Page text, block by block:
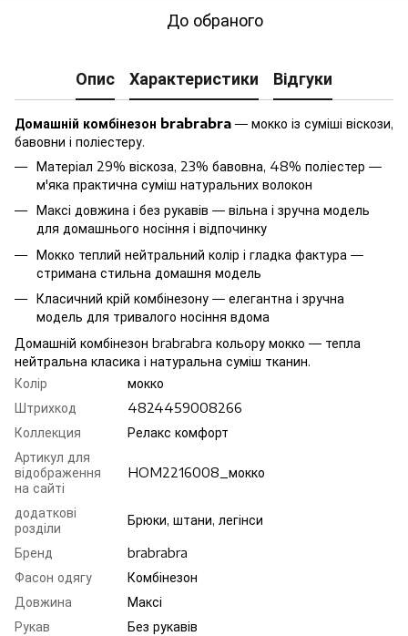
До обраного
Опис Характеристики Відгуки
Домашній комбінезон brabrabra — мокко із суміші віскози,
бавовни і поліестеру.
Матеріал 29% віскоза, 23% бавовна, 48% поліестер —
м'яка практична суміш натуральних волокон
Максі довжина і без рукавів — вільна і зручна модель
для домашнього носіння і відпочинку
Мокко теплий нейтральний колір і гладка фактура —
стримана стильна домашня модель
Класичний крій комбінезону — елегантна і зручна
модель для тривалого носіння вдома
Домашній комбінезон brabrabra кольору мокко — тепла
нейтральна класика і натуральна суміш тканин.
Колір
мокко
Штрихкод
4824459008266
Коллекция
Релакс комфорт
Артикул для
відображення
на сайті
HOM2216008_мокко
додаткові
розділи
Брюки, штани, легінси
Бренд
brabrabra
Фасон одягу
Комбінезон
Довжина
Максі
Рукав
Без рукавів